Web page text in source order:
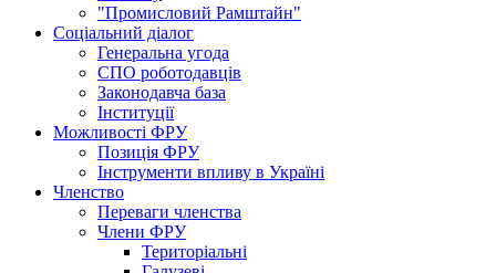
"Промисловий Рамштайн"
Соціальний діалог
Генеральна угода
СПО роботодавців
Законодавча база
Інституції
Можливості ФРУ
Позиція ФРУ
Інструменти впливу в Україні
Членство
Переваги членства
Члени ФРУ
Територіальні